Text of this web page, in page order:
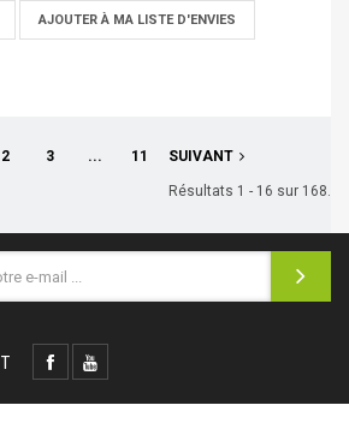
AJOUTER À MA LISTE D'ENVIES
2 3 ... 11 SUIVANT
Résultats 1 - 16 sur 168.